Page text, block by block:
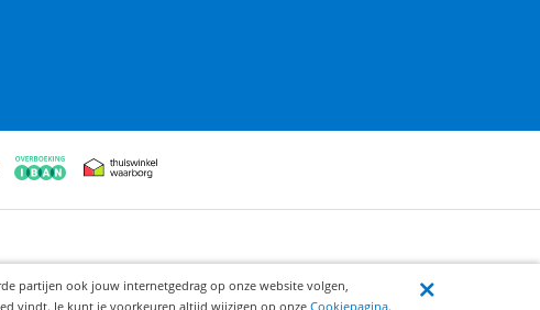
partijen ook jouw internetgedrag op onze website volgen,
vindt. Je kunt je voorkeuren altijd wijzigen op onze Cookiepagina.